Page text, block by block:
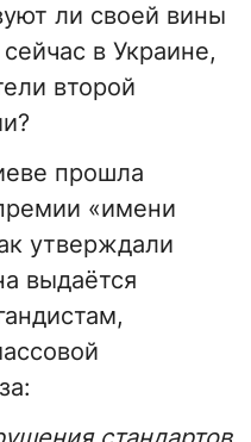
ли своей вины
в Украине,
второй
прошла
«имени
утверждали
выдаётся